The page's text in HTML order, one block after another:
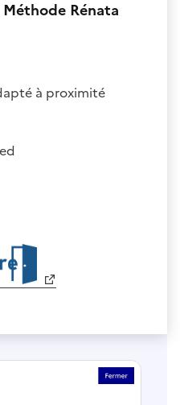
Rénata
à proximité